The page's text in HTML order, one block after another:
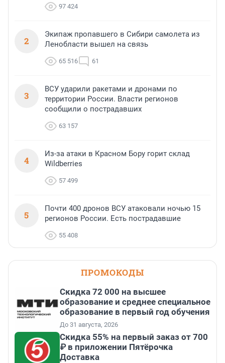
97 424
2
Экипаж пропавшего в Сибири самолета из
Ленобласти вышел на связь
65 516 61
3
ВСУ ударили ракетами и дронами по
территории России. Власти регионов
сообщили о пострадавших
63 157
4
Из-за атаки в Красном Бору горит склад
Wildberries
57 499
5
Почти 400 дронов ВСУ атаковали ночью 15
регионов России. Есть пострадавшие
55 408
ПРОМОКОДЫ
Скидка 72 000 на высшее
образование и среднее специальное
образование в первый год обучения
До 31 августа, 2026
Скидка 55% на первый заказ от 700
₽ в приложении Пятёрочка
Доставка